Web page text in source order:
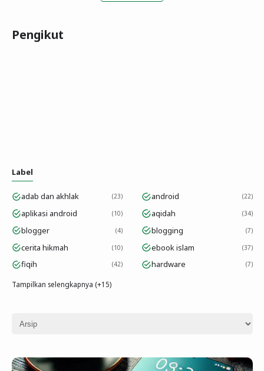
Pengikut
Label
adab dan akhlak 23 android 22
aplikasi android 10 aqidah 34
blogger 4 blogging 7
cerita hikmah 10 ebook islam 37
fiqih 42 hardware 7
Tampilkan selengkapnya (+15)